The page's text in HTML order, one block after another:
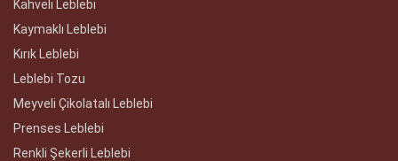
Kahveli Leblebi
Kaymaklı Leblebi
Kırık Leblebi
Leblebi Tozu
Meyveli Çikolatalı Leblebi
Prenses Leblebi
Renkli Şekerli Leblebi